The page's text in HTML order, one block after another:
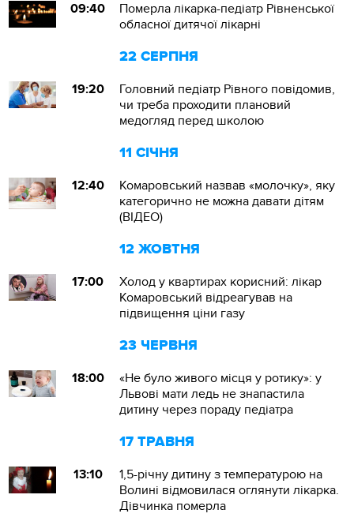
09:40
Померла лікарка-педіатр Рівненської
обласної дитячої лікарні
22 СЕРПНЯ
19:20
Головний педіатр Рівного повідомив,
чи треба проходити плановий
медогляд перед школою
11 СІЧНЯ
12:40
Комаровський назвав «молочку», яку
категорично не можна давати дітям
(ВІДЕО)
12 ЖОВТНЯ
17:00
Холод у квартирах корисний: лікар
Комаровський відреагував на
підвищення ціни газу
23 ЧЕРВНЯ
18:00
«Не було живого місця у ротику»: у
Львові мати ледь не знапастила
дитину через пораду педіатра
17 ТРАВНЯ
13:10
1,5-річну дитину з температурою на
Волині відмовилася оглянути лікарка.
Дівчинка померла